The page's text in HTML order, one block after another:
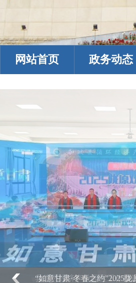
网站首页 政务动态
县循环经济产业园区工作推